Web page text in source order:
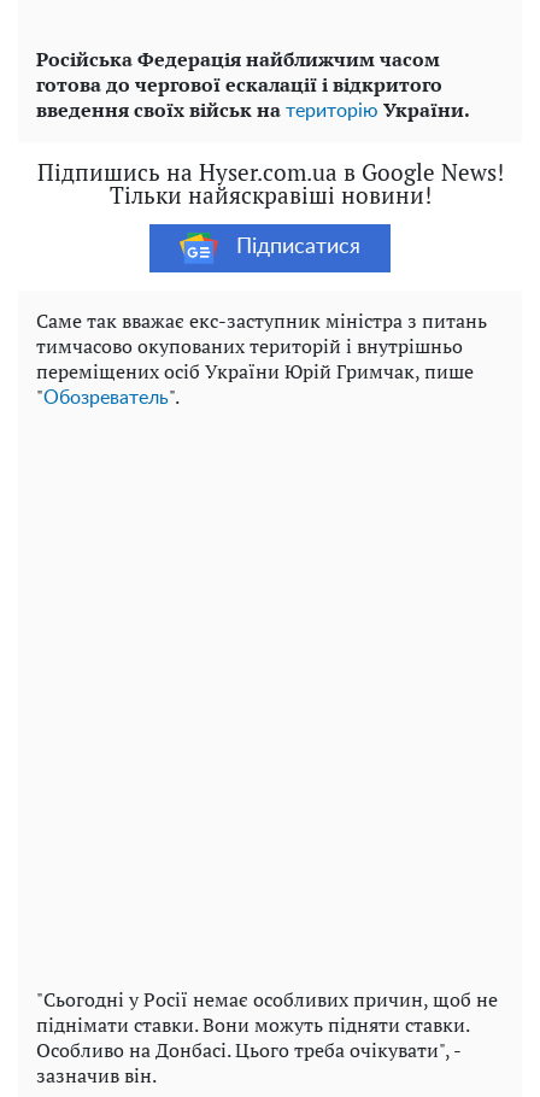
Російська Федерація найближчим часом
готова до чергової ескалації і відкритого
введення своїх військ на територію України.
Підпишись на Hyser.com.ua в Google News!
Тільки найяскравіші новини!
Підписатися
Саме так вважає екс-заступник міністра з питань
тимчасово окупованих територій і внутрішньо
переміщених осіб України Юрій Гримчак, пише
"Обозреватель".
"Сьогодні у Росії немає особливих причин, щоб не
піднімати ставки. Вони можуть підняти ставки.
Особливо на Донбасі. Цього треба очікувати", -
зазначив він.